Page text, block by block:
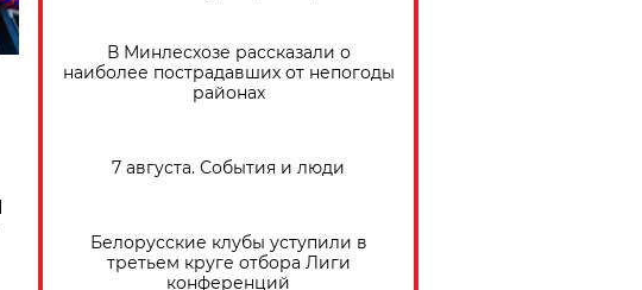
В Минлесхозе рассказали о
наиболее пострадавших от непогоды
районах
7 августа. События и люди
Белорусские клубы уступили в
третьем круге отбора Лиги
конференций